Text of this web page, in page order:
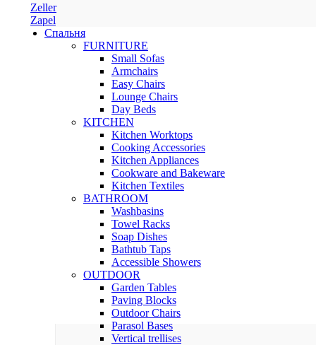
Zeller
Zapel
Спальня
FURNITURE
Small Sofas
Armchairs
Easy Chairs
Lounge Chairs
Day Beds
KITCHEN
Kitchen Worktops
Cooking Accessories
Kitchen Appliances
Cookware and Bakeware
Kitchen Textiles
BATHROOM
Washbasins
Towel Racks
Soap Dishes
Bathtub Taps
Accessible Showers
OUTDOOR
Garden Tables
Paving Blocks
Outdoor Chairs
Parasol Bases
Vertical trellises